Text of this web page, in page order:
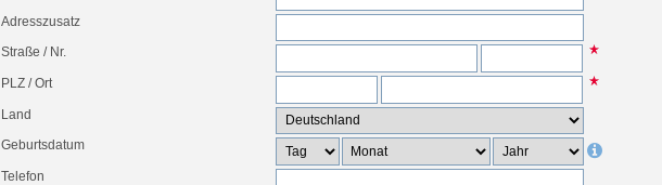
Adresszusatz
Straße / Nr.
PLZ/Ort
Land
Geburtsdatum
Telefon